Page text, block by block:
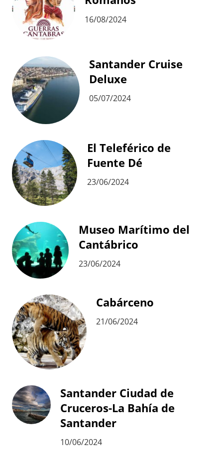
16/08/2024
Santander Cruise
Deluxe
05/07/2024
El Teleférico de
Fuente Dé
23/06/2024
Museo Marítimo del
Cantábrico
23/06/2024
Cabárceno
21/06/2024
Santander Ciudad de
Cruceros-La Bahía de
Santander
10/06/2024